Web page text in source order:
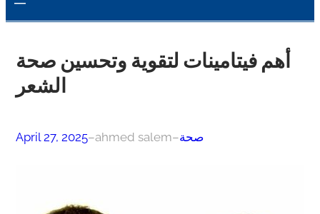
أهم فيتامينات لتقوية وتحسين صحة
الشعر
April 27, 2025–ahmed salem–صحة